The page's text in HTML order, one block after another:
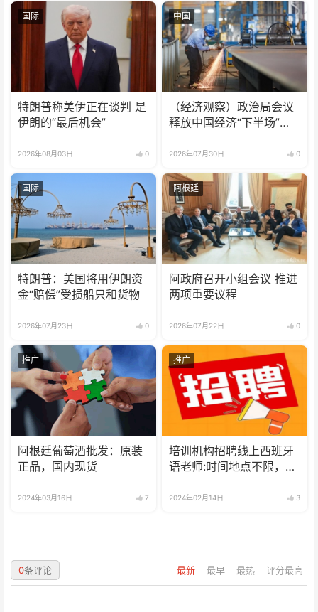
国际
特朗普称美伊正在谈判 是
伊朗的“最后机会”
2026年08月03日 0
中国
（经济观察）政治局会议
释放中国经济“下半场”三
2026年07月30日 0
国际
特朗普：美国将用伊朗资
金“赔偿”受损船只和货物
2026年07月23日 0
阿根廷
阿政府召开小组会议 推进
两项重要议程
2026年07月22日 0
推广
阿根廷葡萄酒批发：原装
正品，国内现货
2024年03月16日 7
推广
培训机构招聘线上西班牙
语老师:时间地点不限，可
2024年02月14日 3
最新 最早 最热 评分最高
0条评论